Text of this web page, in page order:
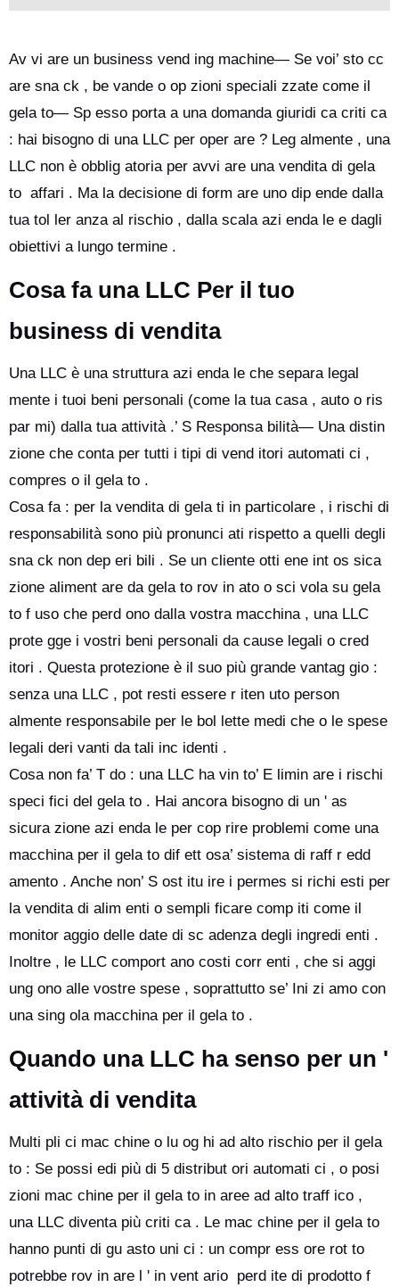
Av vi are un business vend ing machine— Se voi’ sto cc
are sna ck , be vande o op zioni speciali zzate come il
gela to— Sp esso porta a una domanda giuridi ca criti ca
: hai bisogno di una LLC per oper are ? Leg almente , una
LLC non è obblig atoria per avvi are una vendita di gela
to affari . Ma la decisione di form are uno dip ende dalla
tua tol ler anza al rischio , dalla scala azi enda le e dagli
obiettivi a lungo termine .
Cosa fa una LLC Per il tuo
business di vendita
Una LLC è una struttura azi enda le che separa legal
mente i tuoi beni personali (come la tua casa , auto o ris
par mi) dalla tua attività .’ S Responsa bilità— Una distin
zione che conta per tutti i tipi di vend itori automati ci ,
compres o il gela to .
Cosa fa : per la vendita di gela ti in particolare , i rischi di
responsabilità sono più pronunci ati rispetto a quelli degli
sna ck non dep eri bili . Se un cliente otti ene int os sica
zione aliment are da gela to rov in ato o sci vola su gela
to f uso che perd ono dalla vostra macchina , una LLC
prote gge i vostri beni personali da cause legali o cred
itori . Questa protezione è il suo più grande vantag gio :
senza una LLC , pot resti essere r iten uto person
almente responsabile per le bol lette medi che o le spese
legali deri vanti da tali inc identi .
Cosa non fa’ T do : una LLC ha vin to’ E limin are i rischi
speci fici del gela to . Hai ancora bisogno di un ' as
sicura zione azi enda le per cop rire problemi come una
macchina per il gela to dif ett osa’ sistema di raff r edd
amento . Anche non’ S ost itu ire i permes si richi esti per
la vendita di alim enti o sempli ficare comp iti come il
monitor aggio delle date di sc adenza degli ingredi enti .
Inoltre , le LLC comport ano costi corr enti , che si aggi
ung ono alle vostre spese , soprattutto se’ Ini zi amo con
una sing ola macchina per il gela to .
Quando una LLC ha senso per un '
attività di vendita
Multi pli ci mac chine o lu og hi ad alto rischio per il gela
to : Se possi edi più di 5 distribut ori automati ci , o posi
zioni mac chine per il gela to in aree ad alto traff ico ,
una LLC diventa più criti ca . Le mac chine per il gela to
hanno punti di gu asto uni ci : un compr ess ore rot to
potrebbe rov in are l ' in vent ario perd ite di prodotto f